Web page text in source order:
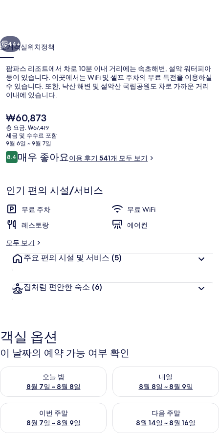
사
진
갤
러
다음
44+
소개객실위치정책
팜파스 리조트에서 차로 10분 이내 거리에는 속초해변, 설악 워터피아
등이 있습니다. 이곳에서는 WiFi 및 셀프 주차의 무료 특전을 이용하실
수 있습니다. 또한, 낙산 해변 및 설악산 국립공원도 차로 가까운 거리
이내에 있습니다.
현
재
가
격
은
₩60,873
₩60,873
총 요금: ₩67,419
세금 및 수수료 포함
9월 6일 ~ 9월 7일
이
용
기
8.410점 만점 중 8.4점.
매우 좋아요이용 후기 541개 모두 보기
인기 편의 시설/서비스
무료 주차
무료 WiFi
레스토랑
에어컨
모두 보기
주요 편의 시설 및 서비스 (5)
집처럼 편안한 숙소 (6)
객실 옵션
이 날짜의 예약 가능 여부 확인
오늘 밤
8월 7일 ~ 8월 8일
오늘 밤 예약 가능 여부 확인, 8월 7일 ~ 8월 8일
내일
8월 8일 ~ 8월 9일
내일 예약 가능 여부 확인, 8월
이번 주말
8월 7일 ~ 8월 9일
이번 주말 예약 가능 여부 확인, 8월 7일 ~ 8월 9일
다음 주말
8월 14일 ~ 8월 16일
다음 주말 예약 가능 여부 확인,